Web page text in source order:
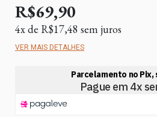
R$69,90
4x de R$17,48 sem juros
VER MAIS DETALHES